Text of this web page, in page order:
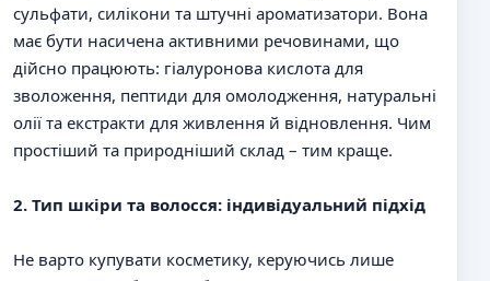
сульфати, силікони та штучні ароматизатори. Вона
має бути насичена активними речовинами, що
дійсно працюють: гіалуронова кислота для
зволоження, пептиди для омолодження, натуральні
олії та екстракти для живлення й відновлення. Чим
простіший та природніший склад – тим краще.
2. Тип шкіри та волосся: індивідуальний підхід
Не варто купувати косметику, керуючись лише